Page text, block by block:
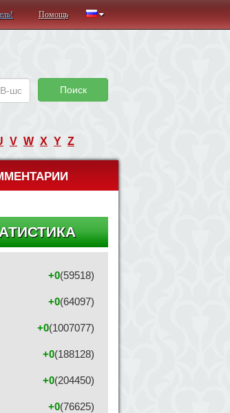
Помощь
Поиск
V W X Y Z
(59518)
+0
(64097)
+0
(1007077)
+0
(188128)
+0
(204450)
+0
(76625)
+0